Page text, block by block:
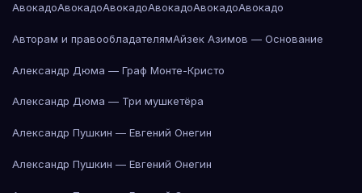
АвокадоАвокадоАвокадоАвокадоАвокадоАвокадо
Авторам и правообладателямАйзек Азимов — Основание
Александр Дюма — Граф Монте-Кристо
Александр Дюма — Три мушкетёра
Александр Пушкин — Евгений Онегин
Александр Пушкин — Евгений Онегин